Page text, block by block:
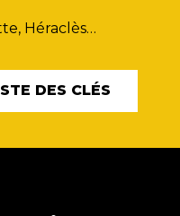
Héraclès…
DES CLÉS